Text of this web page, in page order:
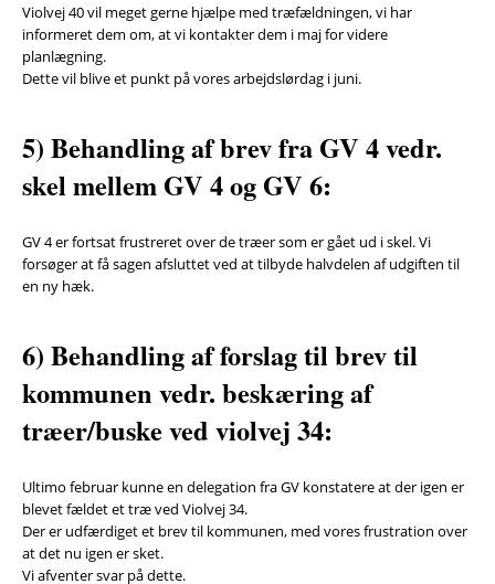
Violvej 40 vil meget gerne hjælpe med træfældningen, vi har
informeret dem om, at vi kontakter dem i maj for videre
planlægning.
Dette vil blive et punkt på vores arbejdslørdag i juni.
5) Behandling af brev fra GV 4 vedr.
skel mellem GV 4 og GV 6:
GV 4 er fortsat frustreret over de træer som er gået ud i skel. Vi
forsøger at få sagen afsluttet ved at tilbyde halvdelen af udgiften til
en ny hæk.
6) Behandling af forslag til brev til
kommunen vedr. beskæring af
træer/buske ved violvej 34:
Ultimo februar kunne en delegation fra GV konstatere at der igen er
blevet fældet et træ ved Violvej 34.
Der er udfærdiget et brev til kommunen, med vores frustration over
at det nu igen er sket.
Vi afventer svar på dette.